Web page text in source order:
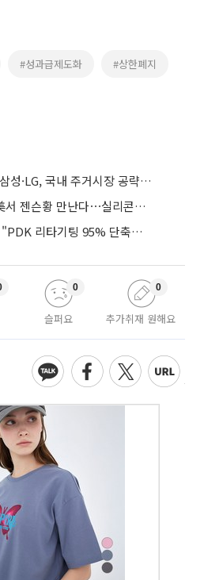
#성과급제도화 #상한폐지
유럽서 키운 히트펌프…삼성·LG, 국내 주거시장 공략 ‘속도’
이재용·최태원·이해진, 美서 젠슨황 만난다⋯실리콘밸리 집결하는 AI리더
최정연 삼성전자 부사장 "PDK 리타기팅 95% 단축…에이전트 AI 시범 활용"
슬퍼요
0
추가취재 원해요
0